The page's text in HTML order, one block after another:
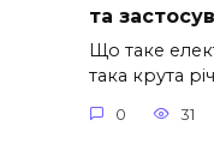
та
Що таке
така крута річ
0 31